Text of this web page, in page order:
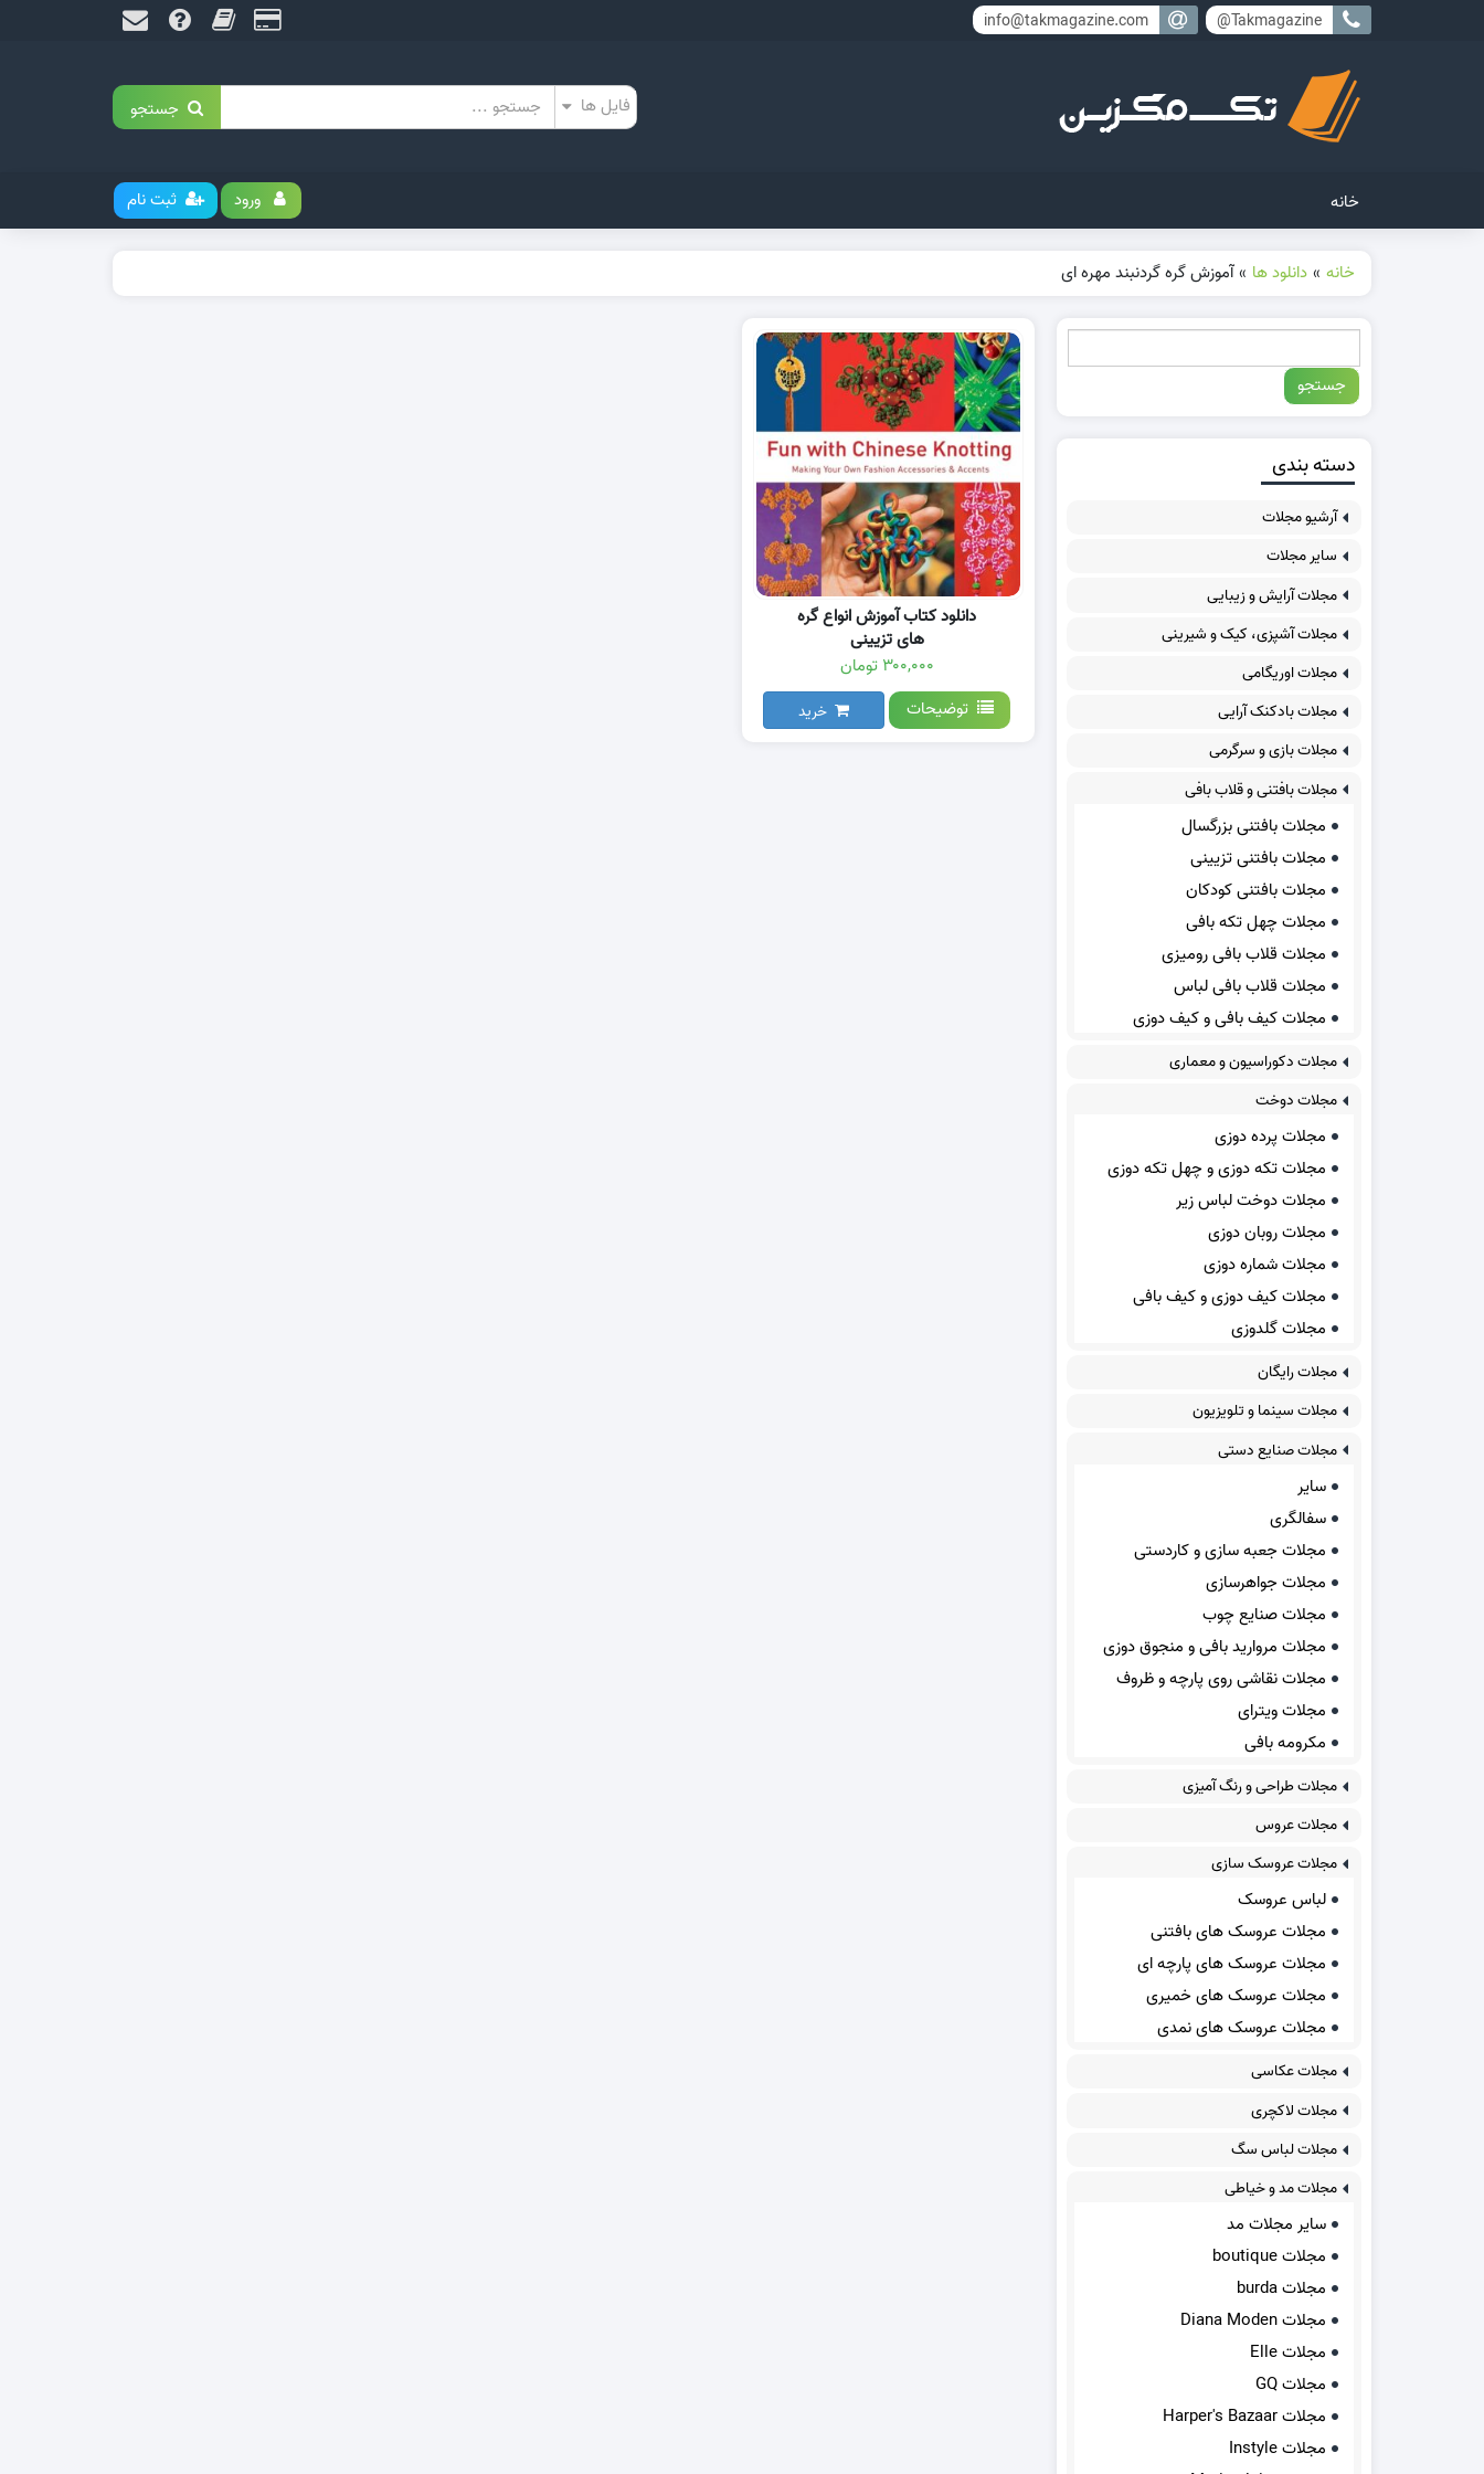
Takmagazine@
info@takmagazine.com
جستجو
خانه ورود ثبت نام
خانه » دانلود ها » آموزش گره گردنبند مهره ای
دانلود کتاب آموزش انواع گره
های تزیینی
۳۰۰,۰۰۰ تومان
توضیحات
خرید
دسته بندی
آرشیو مجلات
سایر مجلات
مجلات آرایش و زیبایی
مجلات آشپزی، کیک و شیرینی
مجلات اوریگامی
مجلات بادکنک آرایی
مجلات بازی و سرگرمی
مجلات بافتنی و قلاب بافی
مجلات بافتنی بزرگسال
مجلات بافتنی تزیینی
مجلات بافتنی کودکان
مجلات چهل تکه بافی
مجلات قلاب بافی رومیزی
مجلات قلاب بافی لباس
مجلات کیف بافی و کیف دوزی
مجلات دکوراسیون و معماری
مجلات دوخت
مجلات پرده دوزی
مجلات تکه دوزی و چهل تکه دوزی
مجلات دوخت لباس زیر
مجلات روبان دوزی
مجلات شماره دوزی
مجلات کیف دوزی و کیف بافی
مجلات گلدوزی
مجلات رایگان
مجلات سینما و تلویزیون
مجلات صنایع دستی
سایر
سفالگری
مجلات جعبه سازی و کاردستی
مجلات جواهرسازی
مجلات صنایع چوب
مجلات مروارید بافی و منجوق دوزی
مجلات نقاشی روی پارچه و ظروف
مجلات ویترای
مکرومه بافی
مجلات طراحی و رنگ آمیزی
مجلات عروس
مجلات عروسک سازی
لباس عروسک
مجلات عروسک های بافتنی
مجلات عروسک های پارچه ای
مجلات عروسک های خمیری
مجلات عروسک های نمدی
مجلات عکاسی
مجلات لاکچری
مجلات لباس سگ
مجلات مد و خیاطی
سایر مجلات مد
مجلات boutique
مجلات burda
مجلات Diana Moden
مجلات Elle
مجلات GQ
مجلات Harper's Bazaar
مجلات Instyle